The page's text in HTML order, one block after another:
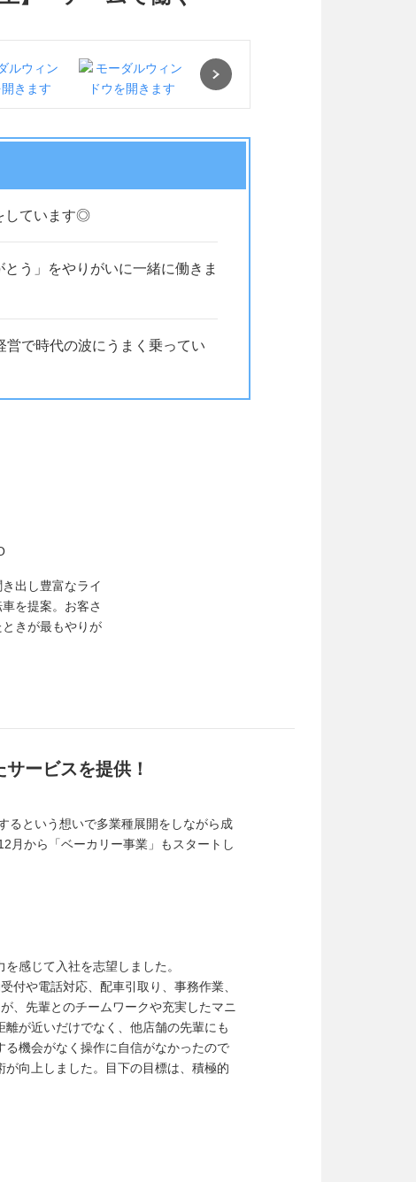
しています◎
う」をやりがいに一緒に働きま
で時代の波にうまく乗ってい
出し豊富なライ
を提案。お客さ
きが最もやりが
ービスを提供！
るという想いで多業種展開をしながら成
月から「ベーカリー事業」もスタートし
感じて入社を志望しました。
付や電話対応、配車引取り、事務作業、
、先輩とのチームワークや充実したマニ
が近いだけでなく、他店舗の先輩にも
機会がなく操作に自信がなかったので
向上しました。目下の目標は、積極的